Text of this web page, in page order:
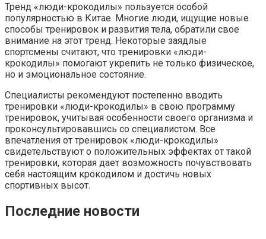
Тренд «люди-крокодилы» пользуется особой
популярностью в Китае. Многие люди, ищущие новые
способы тренировок и развития тела, обратили свое
внимание на этот тренд. Некоторые заядлые
спортсмены считают, что тренировки «люди-
крокодилы» помогают укрепить не только физическое,
но и эмоциональное состояние.
Специалисты рекомендуют постепенно вводить
тренировки «люди-крокодилы» в свою программу
тренировок, учитывая особенности своего организма и
проконсультировавшись со специалистом. Все
впечатления от тренировок «люди-крокодилы»
свидетельствуют о положительных эффектах от такой
тренировки, которая дает возможность почувствовать
себя настоящим крокодилом и достичь новых
спортивных высот.
Последние новости